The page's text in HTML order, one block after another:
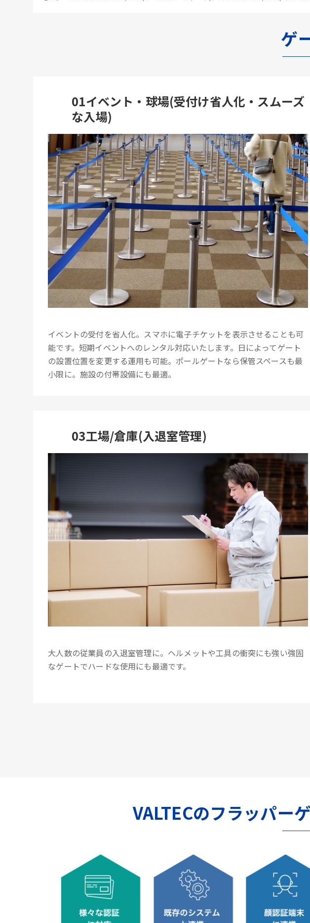
ゲ
01イベント・球場(受付け省人化・スムーズ
な入場)
イベントの受付を省人化。スマホに電子チケットを表示させることも可
能です。短期イベントへのレンタル対応いたします。日によってゲート
の設置位置を変更する運用も可能。ポールゲートなら保管スペースも最
小限に。施設の付帯設備にも最適。
03工場/倉庫(入退室管理)
大人数の従業員の入退室管理に。ヘルメットや工具の衝突にも強い強固
なゲートでハードな使用にも最適です。
VALTECのフラッパー